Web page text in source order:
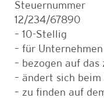
Steuernummer
12/234/67890
– 10-Stellig
– für
– bezogen auf
– ändert sich beim
– zu finden auf